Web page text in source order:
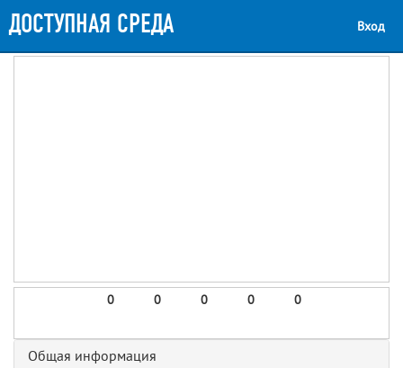
ДОСТУПНАЯ СРЕДА Вход
0 0 0 0 0
Общая информация